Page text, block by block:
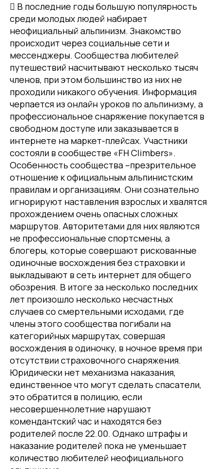
 В последние годы большую популярность
среди молодых людей набирает
неофициальный альпинизм. Знакомство
происходит через социальные сети и
мессенджеры. Сообщества любителей
путешествий насчитывают несколько тысяч
членов, при этом большинство из них не
проходили никакого обучения. Информация
черпается из онлайн уроков по альпинизму, а
профессиональное снаряжение покупается в
свободном доступе или заказывается в
интернете на маркет-плейсах. Участники
состояли в сообществе «FH Climbers».
Особенность сообщества –презрительное
отношение к официальным альпинистским
правилам и организациям. Они сознательно
игнорируют наставления взрослых и хвалятся
прохождением очень опасных сложных
маршрутов. Авторитетами для них являются
не профессиональные спортсмены, а
блогеры, которые совершают рискованные
одиночные восхождения без страховки и
выкладывают в сеть интернет для общего
обозрения. В итоге за несколько последних
лет произошло несколько несчастных
случаев со смертельными исходами, где
члены этого сообщества погибали на
категорийных маршрутах, совершая
восхождения в одиночку, в ночное время при
отсутствии страховочного снаряжения.
Юридически нет механизма наказания,
единственное что могут сделать спасатели,
это обратится в полицию, если
несовершеннолетние нарушают
комендантский час и находятся без
родителей после 22.00. Однако штрафы и
наказание родителей пока не уменьшает
количество любителей неофициального